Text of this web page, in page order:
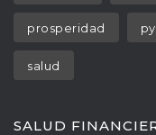
prosperidad
alud
SALUD